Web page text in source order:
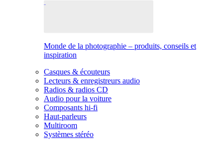
Monde de la photographie – produits, conseils et
inspiration
Casques & écouteurs
Lecteurs & enregistreurs audio
Radios & radios CD
Audio pour la voiture
Composants hi-fi
Haut-parleurs
Multiroom
Systèmes stéréo